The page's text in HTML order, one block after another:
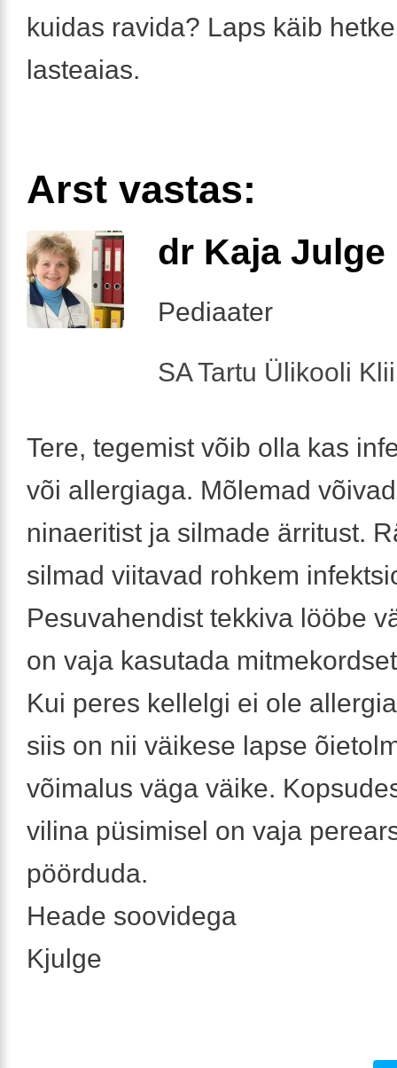
kuidas ravida? Laps käib
lasteaias.
Arst vastas:
dr Kaja Julge
Pediaater
SA Tartu Ülikooli
Tere, tegemist võib olla kas
või allergiaga. Mõlemad
ninaeritist ja silmade ärritust.
silmad viitavad rohkem
Pesuvahendist tekkiva lööbe
on vaja kasutada
Kui peres kellelgi ei ole
siis on nii väikese lapse
võimalus väga väike.
vilina püsimisel on vaja
pöörduda.
Heade soovidega
Kjulge